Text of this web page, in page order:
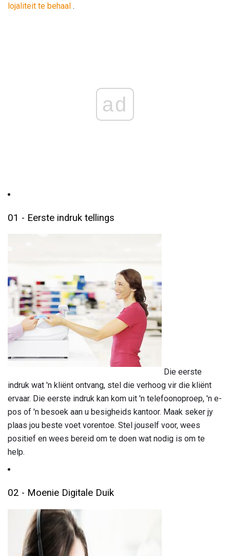
lojaliteit te behaal .
ad
01 - Eerste indruk tellings
Die eerste
indruk wat 'n kliënt ontvang, stel die verhoog vir die kliënt
ervaar. Die eerste indruk kan kom uit 'n telefoonoproep, 'n e-
pos of 'n besoek aan u besigheids kantoor. Maak seker jy
plaas jou beste voet vorentoe. Stel jouself voor, wees
positief en wees bereid om te doen wat nodig is om te
help.
02 - Moenie Digitale Duik